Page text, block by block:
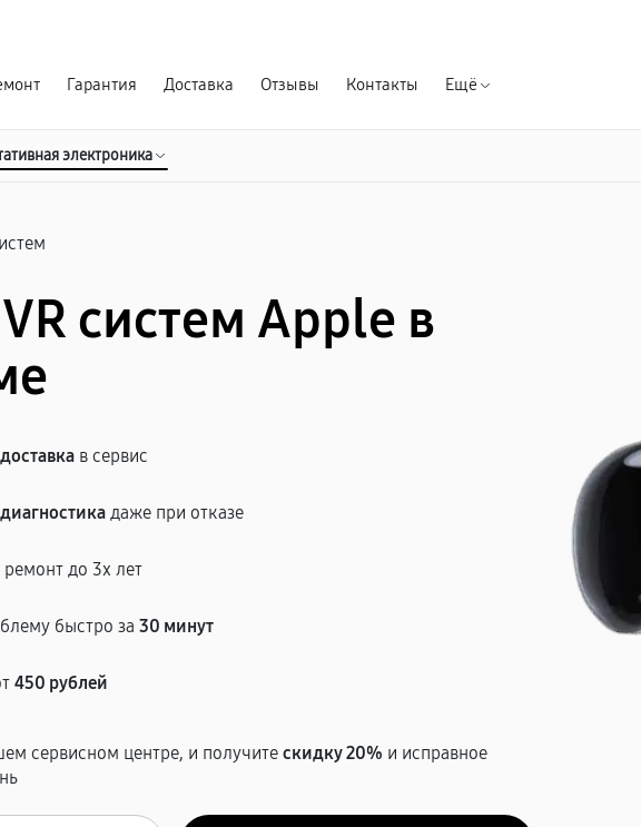
Гарантия Доставка Отзывы Контакты Ещё
электроника
систем Apple в
в сервис
даже при отказе
ремонт до 3х лет
быстро за30 минут
450 рублей
сервисном центре, и получитескидку 20% и исправное